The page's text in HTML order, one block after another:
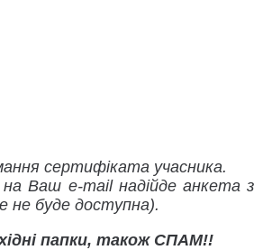
сертифіката учасника.
Ваш e-mail надійде
не буде доступна).
папки, також СПАМ!!